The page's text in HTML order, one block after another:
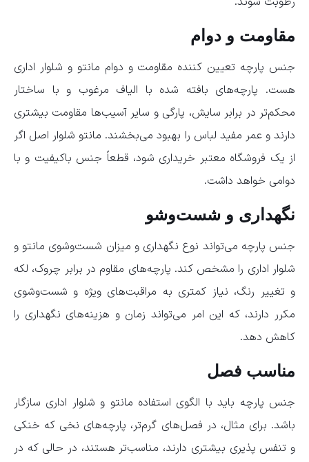
مقاومت و دوام
جنس پارچه تعیین کننده مقاومت و دوام مانتو و شلوار اداری
هست. پارچه‌های بافته شده با الیاف مرغوب و با ساختار
محکم‌تر در برابر سایش، پارگی و سایر آسیب‌ها مقاومت بیشتری
دارند و عمر مفید لباس را بهبود می‌بخشند. مانتو شلوار اصل اگر
از یک فروشگاه معتبر خریداری شود، قطعاً جنس باکیفیت و با
دوامی خواهد داشت.
نگهداری و شست‌وشو
جنس پارچه می‌تواند نوع نگهداری و میزان شست‌وشوی مانتو و
شلوار اداری را مشخص کند. پارچه‌های مقاوم در برابر چروک، لکه
و تغییر رنگ، نیاز کمتری به مراقبت‌های ویژه و شست‌وشوی
مکرر دارند، که این امر می‌تواند زمان و هزینه‌های نگهداری را
کاهش دهد.
مناسب فصل
جنس پارچه باید با الگوی استفاده مانتو و شلوار اداری سازگار
باشد. برای مثال، در فصل‌های گرم‌تر، پارچه‌های نخی که خنکی
و تنفس پذیری بیشتری دارند، مناسب‌تر هستند، در حالی که در